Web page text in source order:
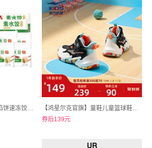
三全水饺速食早餐包点馅饼速冻饺子馄饨云吞
【鸿星尔克官旗】童鞋儿童篮球鞋男童训练运动鞋
券后139元